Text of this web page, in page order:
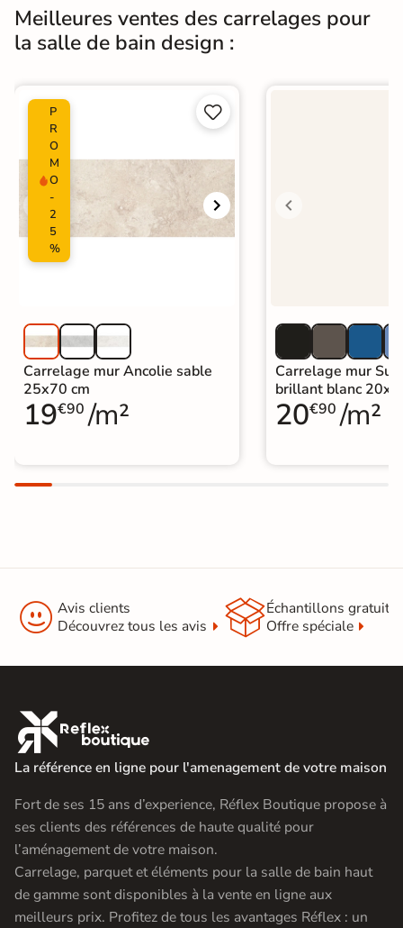
Meilleures ventes des carrelages pour
la salle de bain design :
P
R
O
M
O
-
2
5
%


Carrelage mur Ancolie sable
25x70 cm
19€90 /m²
Carrelage mur
brillant blanc
20€90 /m²
 Avis clients
Découvrez tous les avis
Échantillons gratuit
Offre spéciale

La référence en ligne pour l'amenagement de votre maison
Fort de ses 15 ans d’experience, Réflex Boutique propose à
ses clients des références de haute qualité pour
l’aménagement de votre maison.
Carrelage, parquet et éléments pour la salle de bain haut
de gamme sont disponibles à la vente en ligne aux
meilleurs prix. Profitez de tous les avantages Réflex : un